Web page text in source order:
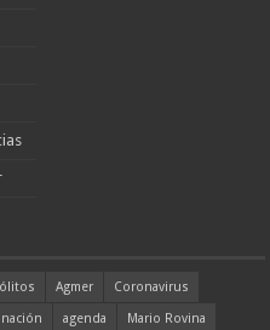
Agmer
Coronavirus
agenda
Mario Rovina